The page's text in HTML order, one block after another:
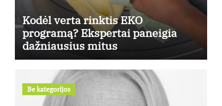
Kodėl verta rinktis EKO
programą? Ekspertai paneigia
dažniausius mitus
Be kategorijos